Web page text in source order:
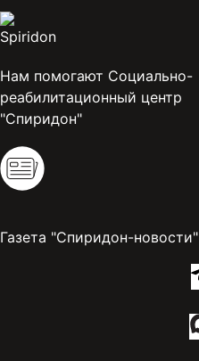
Нам помогают Социально-
реабилитационный центр
"Спиридон"
Газета "Спиридон-новости"